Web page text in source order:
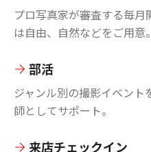
プロ写真家が審査する毎
は自由、自然などをご用意。
部活
ジャンル別の撮影イベン
師としてサポート。
来店チェックイン